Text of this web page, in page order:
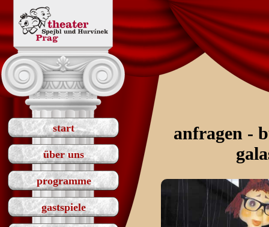
start
über uns
programme
gastspiele
anfragen -